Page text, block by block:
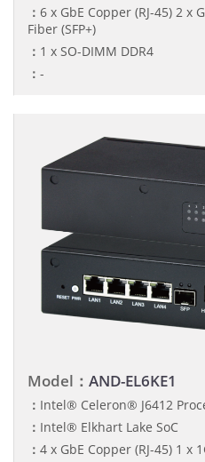
： 6 x GbE Copper (RJ-45) 2 x
Fiber (SFP+)
： 1 x SO-DIMM DDR4
： -
Model： AND-EL6KE1
： Intel® Celeron® J6412
： Intel® Elkhart Lake SoC
： 4 x GbE Copper (RJ-45) 1 x